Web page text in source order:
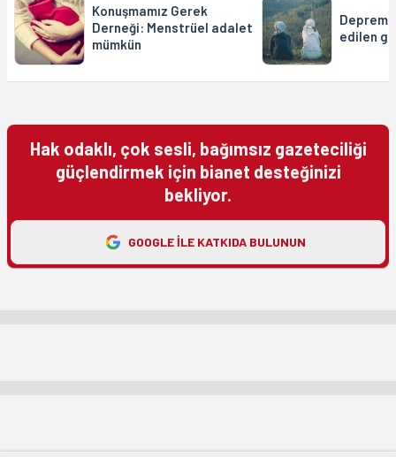
Konuşmamız Gerek
Derneği: Menstrüel adalet
mümkün
edilen
Hak odaklı, çok sesli, bağımsız gazeteciliği
güçlendirmek için bianet desteğinizi
bekliyor.
GOOGLE ILE KATKIDA BULUNUN